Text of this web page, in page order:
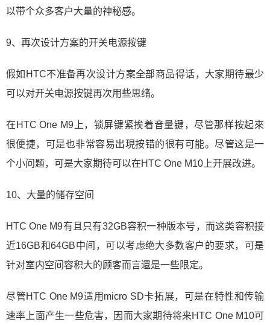
以带个众多客户大量的神秘感。
9、再次设计方案的开关电源按键
假如HTC不准备再次设计方案全部商品得话，大家期待最少
可以对开关电源按键再次用些思绪。
在HTC One M9上，锁屏键紧挨着音量键，尽管那样按起來
很便捷，可是也非常容易出現按错的很有可能。尽管这是一
个小问题，可是大家期待可以在HTC One M10上开展改进。
10、大量的储存空间
HTC One M9有且只有32GB容积一种版本号，而这类容积接
近16GB和64GB中间，可以考虑绝大多数客户的要求，可是
针对室内空间容积大的顾客而言還是一些限定。
尽管HTC One M9适用micro SD卡拓展，可是在特性和传输
速率上面产生一些危害，因而大家期待将来HTC One M10可